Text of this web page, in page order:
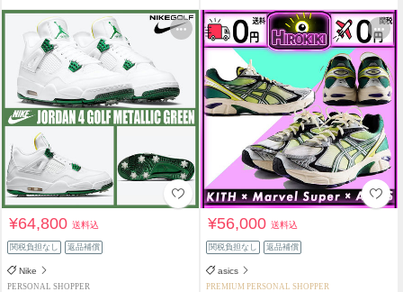
¥64,800送料込
関税負担なし 返品補償
Nike
PERSONAL SHOPPER
¥56,000送料込
関税負担なし 返品補償
asics
PREMIUM PERSONAL SHOPPER